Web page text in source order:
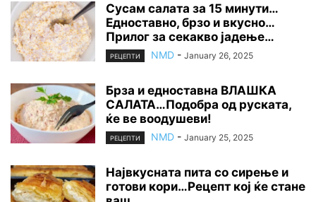
Сусам салата за 15 минути…
Едноставно, брзо и вкусно…
Прилог за секакво јадење…
РЕЦЕПТИ NMD - January 26, 2025
Брза и едноставна ВЛАШКА
САЛАТА…Подобра од руската,
ќе ве воодушеви!
РЕЦЕПТИ NMD - January 25, 2025
Највкусната пита со сирење и
готови кори…Рецепт кој ќе стане